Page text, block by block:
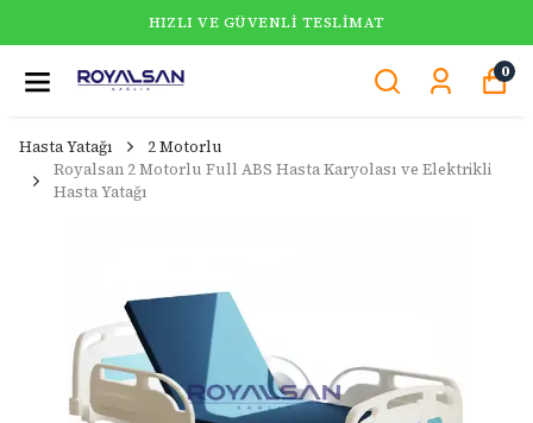
HIZLI VE GÜVENLI TESLIMAT
0
Hasta Yatağı
2 Motorlu
Royalsan 2 Motorlu Full ABS Hasta Karyolası ve Elektrikli
Hasta Yatağı